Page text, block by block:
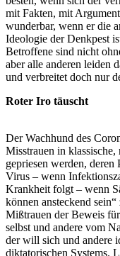
mit Fakten, mit
wunderbar, wenn er die
Ideologie der Denkpest
Betroffene sind nicht
aber alle anderen leiden
und verbreitet doch nur
Roter Iro täuscht
Der Wachhund des
Misstrauen in
gepriesen werden, deren
Virus – wenn
Krankheit folgt – wenn
können ansteckend
Mißtrauen der Beweis
selbst und andere vom
der will sich und andere
diktatorischen Systems.